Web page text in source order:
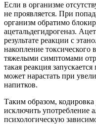
Если в организме
не проявляется. При
организм обратимо
ацетальдегидрогеназ.
результате реакции с
накопление токсического
тяжелыми симптомами
такая реакция
может нарастать при
напитков.
Таким образом,
исключить употребление
психологическую